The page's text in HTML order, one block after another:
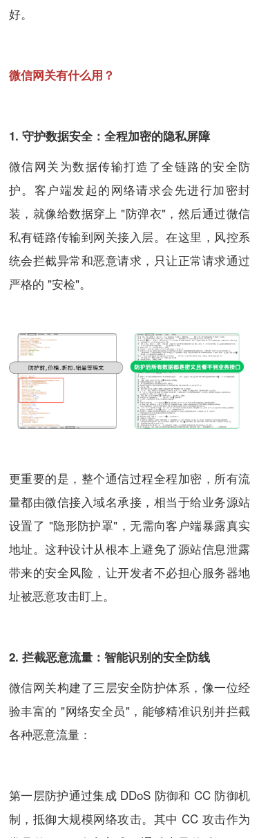
好。
微信网关有什么用？
1. 守护数据安全：全程加密的隐私屏障
微信网关为数据传输打造了全链路的安全防
护。客户端发起的网络请求会先进行加密封
装，就像给数据穿上 "防弹衣"，然后通过微信
私有链路传输到网关接入层。在这里，风控系
统会拦截异常和恶意请求，只让正常请求通过
严格的 "安检"。
更重要的是，整个通信过程全程加密，所有流
量都由微信接入域名承接，相当于给业务源站
设置了 "隐形防护罩"，无需向客户端暴露真实
地址。这种设计从根本上避免了源站信息泄露
带来的安全风险，让开发者不必担心服务器地
址被恶意攻击盯上。
2. 拦截恶意流量：智能识别的安全防线
微信网关构建了三层安全防护体系，像一位经
验丰富的 "网络安全员"，能够精准识别并拦截
各种恶意流量：
第一层防护通过集成 DDoS 防御和 CC 防御机
制，抵御大规模网络攻击。其中 CC 攻击作为